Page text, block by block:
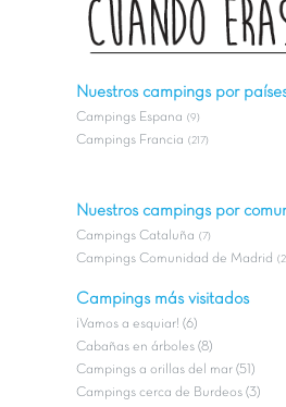
Nuestros campings por
Campings Espana (9)
Campings Francia (217)
Nuestros campings por
Campings Cataluña (7)
Campings Comunidad de Madrid
Campings más visitados
¡Vamos a esquiar! (6)
Cabañas en árboles (8)
Campings a orillas del mar (51)
Campings cerca de Burdeos (3)